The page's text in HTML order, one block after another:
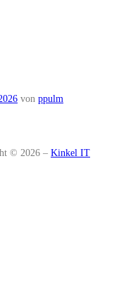
von ppulm
© 2026 – Kinkel IT